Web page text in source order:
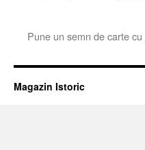
Pune un semn de carte cu
Magazin Istoric